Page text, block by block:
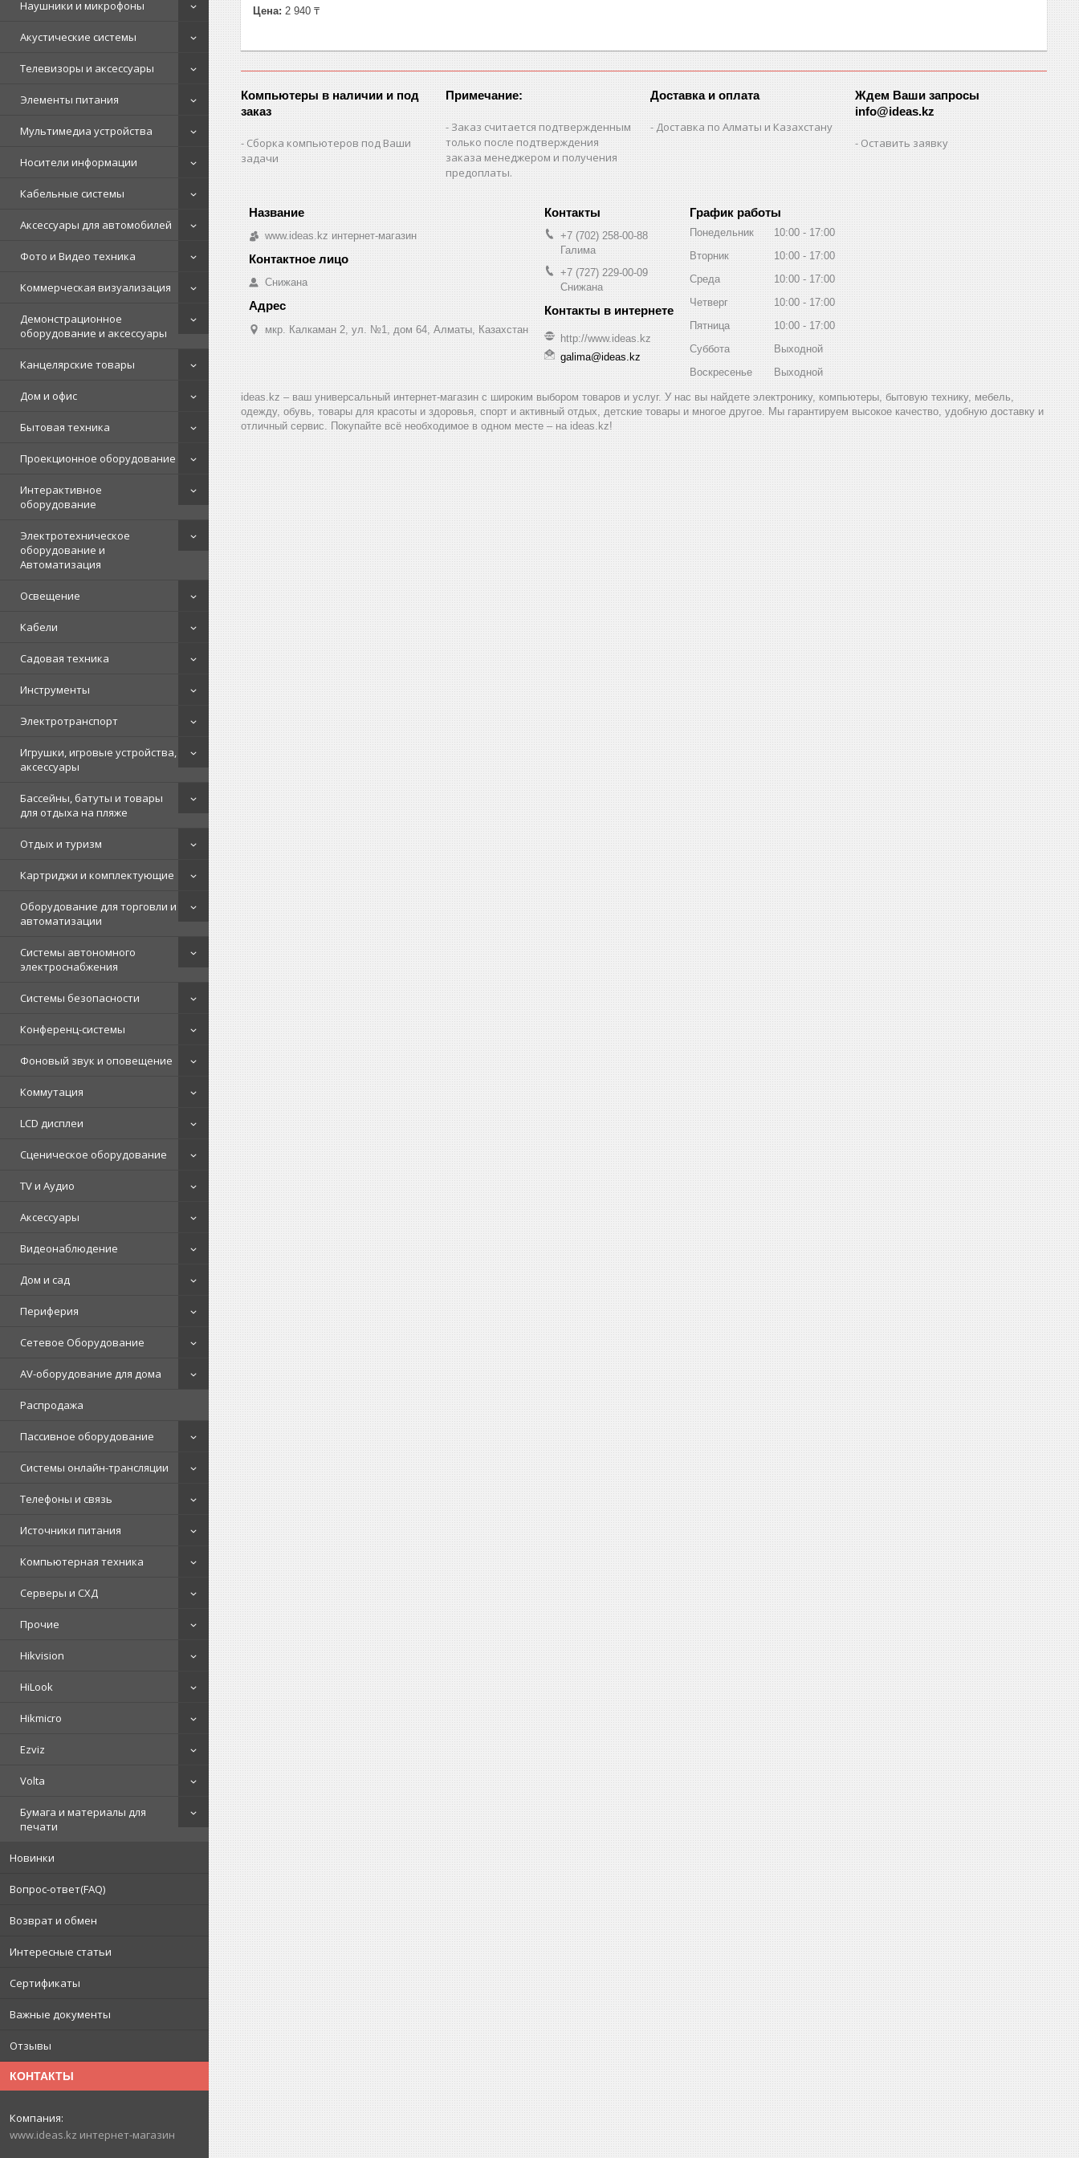
Наушники и микрофоны
Акустические системы
Телевизоры и аксессуары
Элементы питания
Мультимедиа устройства
Носители информации
Кабельные системы
Аксессуары для автомобилей
Фото и Видео техника
Коммерческая визуализация
Демонстрационное
оборудование и аксессуары
Канцелярские товары
Дом и офис
Бытовая техника
Проекционное оборудование
Интерактивное
оборудование
Электротехническое
оборудование и
Автоматизация
Освещение
Кабели
Садовая техника
Инструменты
Электротранспорт
Игрушки, игровые устройства,
аксессуары
Бассейны, батуты и товары
для отдыха на пляже
Отдых и туризм
Картриджи и комплектующие
Оборудование для торговли и
автоматизации
Системы автономного
электроснабжения
Системы безопасности
Конференц-системы
Фоновый звук и оповещение
Коммутация
LCD дисплеи
Сценическое оборудование
TV и Аудио
Аксессуары
Видеонаблюдение
Дом и сад
Периферия
Сетевое Оборудование
AV-оборудование для дома
Распродажа
Пассивное оборудование
Системы онлайн-трансляции
Телефоны и связь
Источники питания
Компьютерная техника
Серверы и СХД
Прочие
Hikvision
HiLook
Hikmicro
Ezviz
Volta
Бумага и материалы для
печати
Новинки
Вопрос-ответ(FAQ)
Возврат и обмен
Интересные статьи
Сертификаты
Важные документы
Отзывы
КОНТАКТЫ
www.ideas.kz интернет-магазин
Цена: 2 940 ₸
Компьютеры в наличии и под
заказ
Сборка компьютеров под Ваши
задачи
Примечание:
Заказ считается подтвержденным
только после подтверждения
заказа менеджером и получения
предоплаты.
Доставка и оплата
Доставка по Алматы и Казахстану
Ждем Ваши запросы
info@ideas.kz
Оставить заявку
www.ideas.kz интернет-магазин
Снижана
мкр. Калкаман 2, ул. №1, дом 64, Алматы, Казахстан
+7 (702) 258-00-88
Галима
+7 (727) 229-00-09
Снижана
http://www.ideas.kz
galima@ideas.kz
График работы
Понедельник 10:00
17:00
Вторник
10:00
17:00
Среда
10:00
17:00
Четверг
10:00
17:00
Пятница
10:00
17:00
Суббота
Выходной
Воскресенье
Выходной
ideas.kz – ваш универсальный интернет-магазин с широким выбором товаров и услуг. У нас вы найдете электронику, компьютеры, бытовую технику, мебель,
одежду, обувь, товары для красоты и здоровья, спорт и активный отдых, детские товары и многое другое. Мы гарантируем высокое качество, удобную доставку и
отличный сервис. Покупайте всё необходимое в одном месте – на ideas.kz!